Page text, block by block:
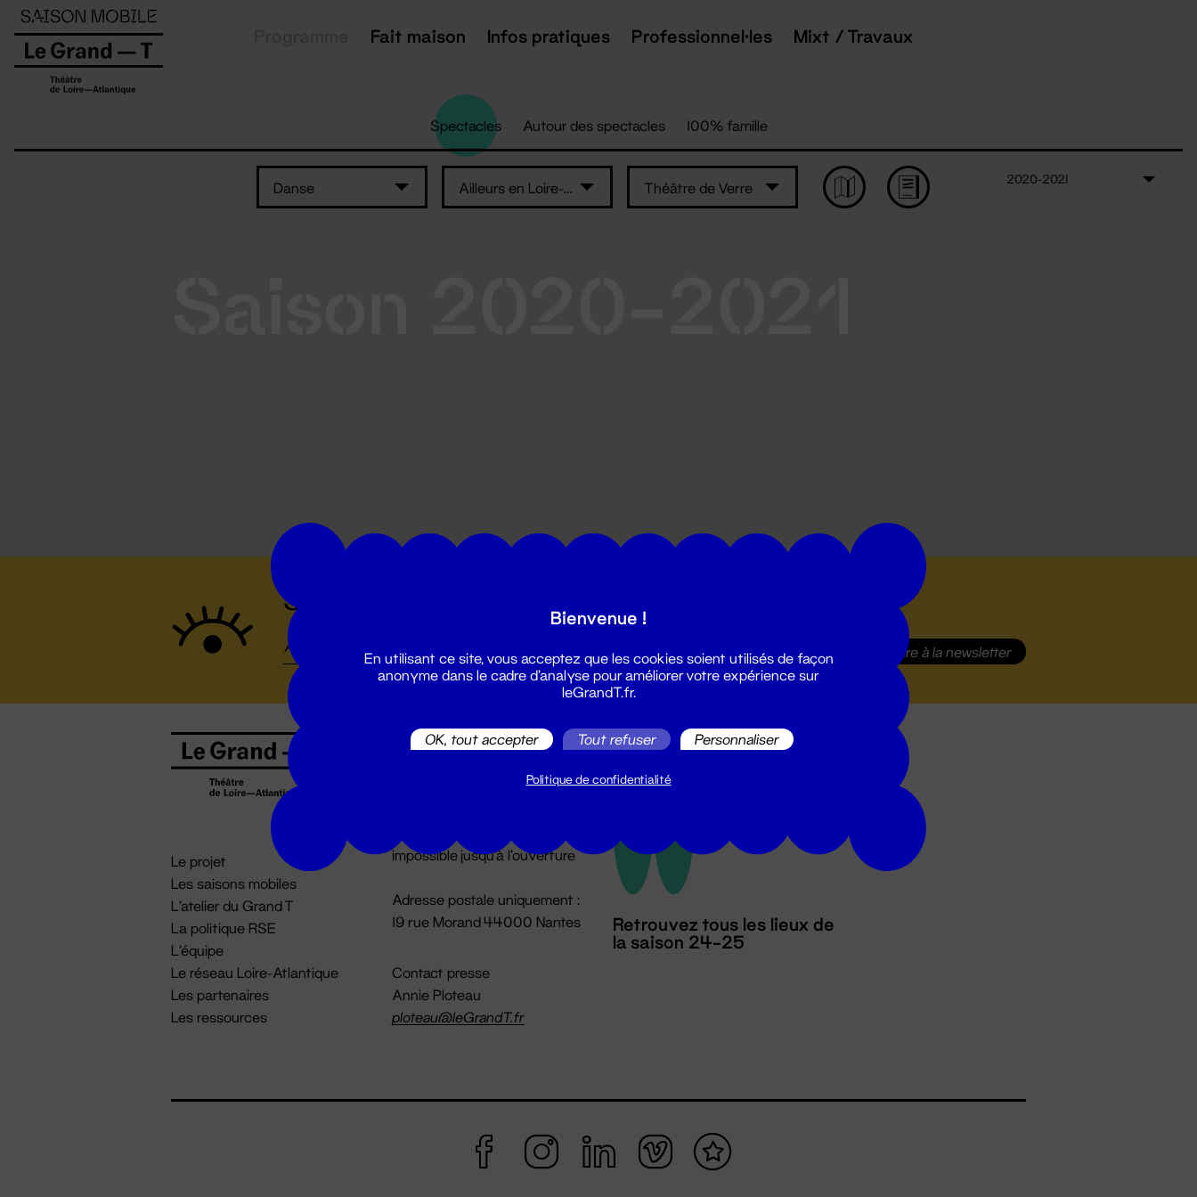
Fait maison Infos pratiques Professionnel·les Mixt / Travaux
Spectacles Autour des spectacles 100% famille
Danse Ailleurs en Loire-Atlantique Théâtre de Verre
2020-2021
Suivez toutes les actualités du Grand T :
S'inscrire à la newsletter
Le projet
Les saisons mobiles
L'atelier du Grand T
La politique RSE
L'équipe
Le réseau Loire-Atlantique
Les partenaires
Les ressources
Billetterie
billetterie@leGrandT.fr
impossible jusqu'à l'ouverture
Adresse postale uniquement :
19 rue Morand 44000 Nantes
Contact presse
Annie Ploteau
ploteau@leGrandT.fr
Retrouvez tous les lieux de
la saison 24-25
Panneau de gestion des cookies
Bienvenue !
En utilisant ce site, vous acceptez que les cookies soient utilisés de façon
anonyme dans le cadre d'analyse pour améliorer votre expérience sur
leGrandT.fr.
OK, tout accepter Tout refuser Personnaliser
Politique de confidentialité